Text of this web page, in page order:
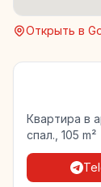
Открыть в
Квартира в
спал., 105 m²